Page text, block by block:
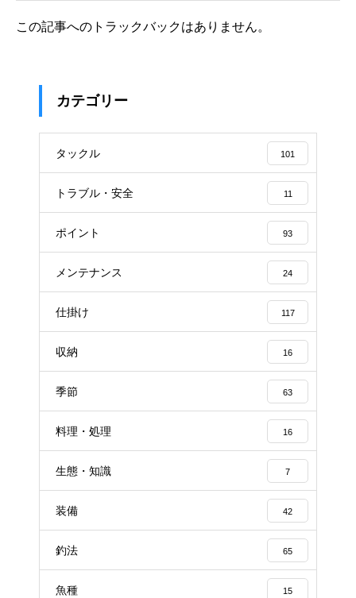
この記事へのトラックバックはありません。
カテゴリー
タックル 101
トラブル・安全 11
ポイント 93
メンテナンス 24
仕掛け 117
収納 16
季節 63
料理・処理 16
生態・知識 7
装備 42
釣法 65
魚種 15